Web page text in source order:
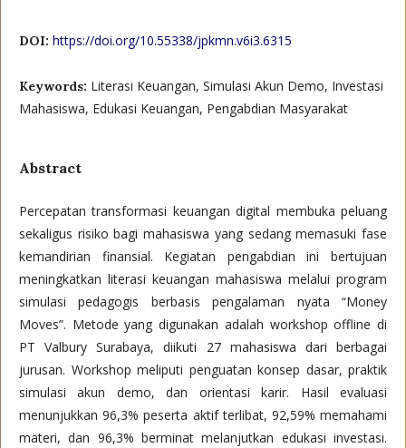
DOI: https://doi.org/10.55338/jpkmn.v6i3.6315
Keywords: Literasi Keuangan, Simulasi Akun Demo, Investasi
Mahasiswa, Edukasi Keuangan, Pengabdian Masyarakat
Abstract
Percepatan transformasi keuangan digital membuka peluang
sekaligus risiko bagi mahasiswa yang sedang memasuki fase
kemandirian finansial. Kegiatan pengabdian ini bertujuan
meningkatkan literasi keuangan mahasiswa melalui program
simulasi pedagogis berbasis pengalaman nyata “Money
Moves”. Metode yang digunakan adalah workshop offline di
PT Valbury Surabaya, diikuti 27 mahasiswa dari berbagai
jurusan. Workshop meliputi penguatan konsep dasar, praktik
simulasi akun demo, dan orientasi karir. Hasil evaluasi
menunjukkan 96,3% peserta aktif terlibat, 92,59% memahami
materi, dan 96,3% berminat melanjutkan edukasi investasi.